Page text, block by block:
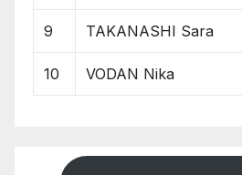
9 TAKANASHI Sara
10 VODAN Nika